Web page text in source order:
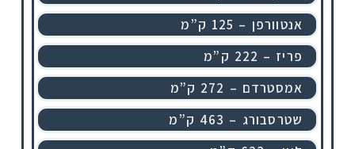
אנטוורפן – 125 ק”מ
פריז – 222 ק”מ
אמסטרדם – 272 ק”מ
שטרסבורג – 463 ק”מ